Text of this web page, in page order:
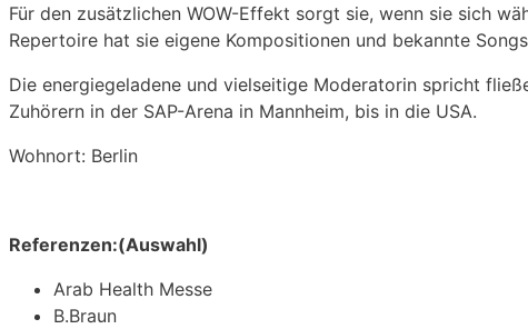
Für den zusätzlichen WOW-Effekt sorgt sie, wenn sie sich
Repertoire hat sie eigene Kompositionen und bekannte
Die energiegeladene und vielseitige Moderatorin spricht
Zuhörern in der SAP-Arena in Mannheim, bis in die USA.
Wohnort: Berlin
Referenzen:(Auswahl)
Arab Health Messe
B.Braun